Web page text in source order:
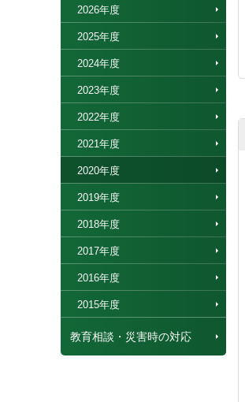
2026年度
2025年度
2024年度
2023年度
2022年度
2021年度
2020年度
2019年度
2018年度
2017年度
2016年度
2015年度
教育相談・災害時の対応